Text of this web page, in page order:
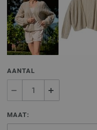
AANTAL
MAAT: